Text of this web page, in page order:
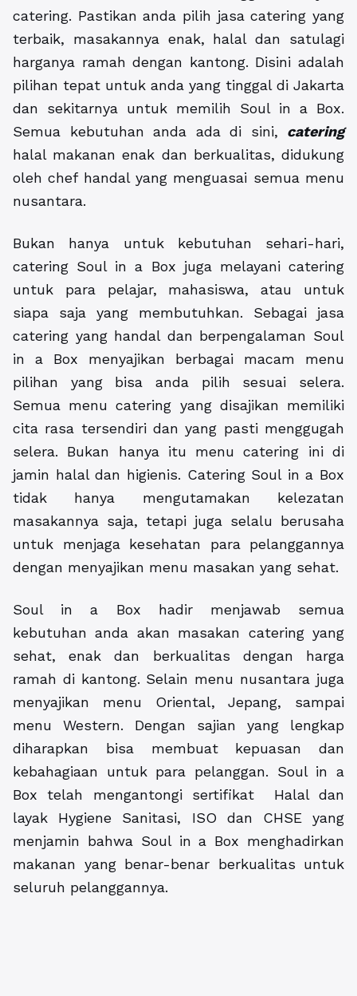
catering. Pastikan anda pilih jasa catering yang
terbaik, masakannya enak, halal dan satulagi
harganya ramah dengan kantong. Disini adalah
pilihan tepat untuk anda yang tinggal di Jakarta
dan sekitarnya untuk memilih Soul in a Box.
Semua kebutuhan anda ada di sini, catering
halal makanan enak dan berkualitas, didukung
oleh chef handal yang menguasai semua menu
nusantara.
Bukan hanya untuk kebutuhan sehari-hari,
catering Soul in a Box juga melayani catering
untuk para pelajar, mahasiswa, atau untuk
siapa saja yang membutuhkan. Sebagai jasa
catering yang handal dan berpengalaman Soul
in a Box menyajikan berbagai macam menu
pilihan yang bisa anda pilih sesuai selera.
Semua menu catering yang disajikan memiliki
cita rasa tersendiri dan yang pasti menggugah
selera. Bukan hanya itu menu catering ini di
jamin halal dan higienis. Catering Soul in a Box
tidak hanya mengutamakan kelezatan
masakannya saja, tetapi juga selalu berusaha
untuk menjaga kesehatan para pelanggannya
dengan menyajikan menu masakan yang sehat.
Soul in a Box hadir menjawab semua
kebutuhan anda akan masakan catering yang
sehat, enak dan berkualitas dengan harga
ramah di kantong. Selain menu nusantara juga
menyajikan menu Oriental, Jepang, sampai
menu Western. Dengan sajian yang lengkap
diharapkan bisa membuat kepuasan dan
kebahagiaan untuk para pelanggan. Soul in a
Box telah mengantongi sertifikat Halal dan
layak Hygiene Sanitasi, ISO dan CHSE yang
menjamin bahwa Soul in a Box menghadirkan
makanan yang benar-benar berkualitas untuk
seluruh pelanggannya.